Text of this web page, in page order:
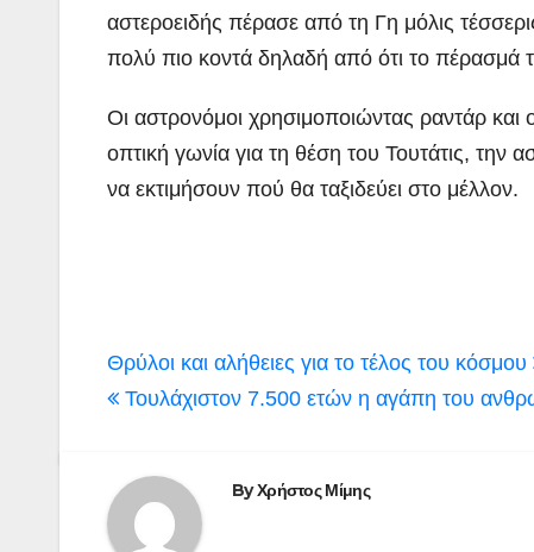
αστεροειδής πέρασε από τη Γη μόλις
πολύ πιο κοντά δηλαδή από ότι το πέρασμά
Οι αστρονόμοι χρησιμοποιώντας ραντάρ
οπτική γωνία για τη θέση του Τουτάτις, την
να εκτιμήσουν πού θα ταξιδεύει στο μέλλον.
Πλοήγηση
άρθρων
Θρύλοι και αλήθειες για το τέλος του κόσμου
Τουλάχιστον 7.500 ετών η αγάπη του
ByΧρήστος Μίμης